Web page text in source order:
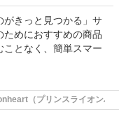
がきっと見つかる」サ
ためにおすすめの商品
ことなく、簡単スマー
（プリンスライオンハ